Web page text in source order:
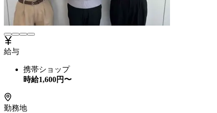
給与
携帯ショップ
時給1,600円〜
勤務地